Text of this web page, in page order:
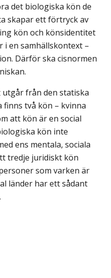
det biologiska kön de
skapar ett förtryck av
kön och könsidentitet
en samhällskontext –
Därför ska cisnormen
från den statiska
två kön – kvinna
att kön är en social
kön inte
ens mentala, sociala
tredje juridiskt kön
som varken är
länder har ett sådant